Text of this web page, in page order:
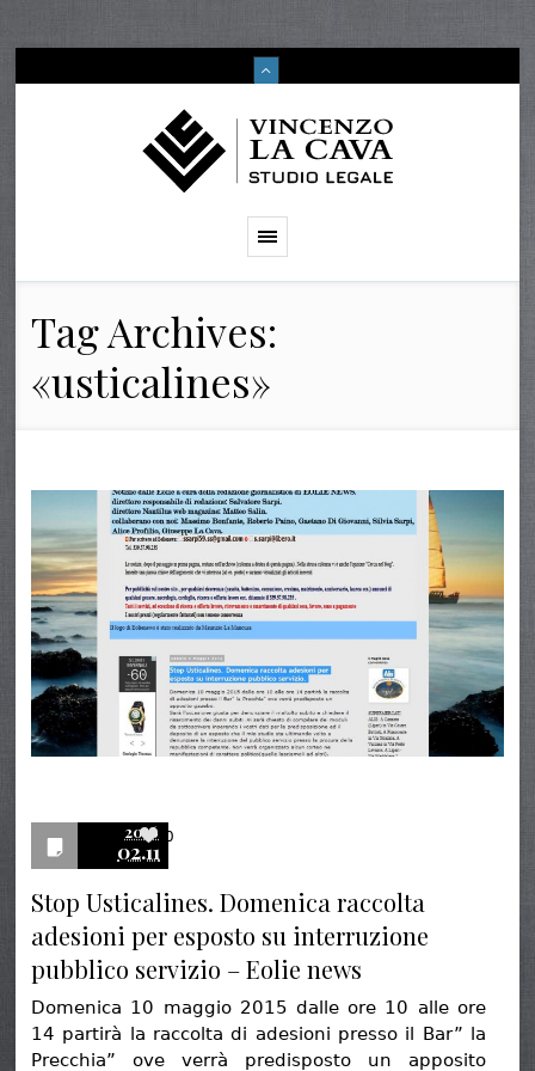
Tag Archives:
«usticalines»
2016
02.11
0
Stop Usticalines. Domenica raccolta
adesioni per esposto su interruzione
pubblico servizio – Eolie news
Domenica 10 maggio 2015 dalle ore 10 alle ore
14 partirà la raccolta di adesioni presso il Bar” la
Precchia” ove verrà predisposto un apposito